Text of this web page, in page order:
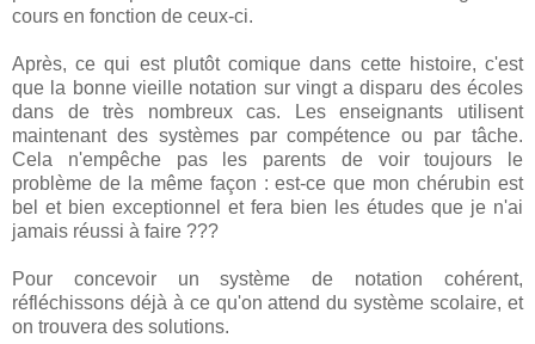
cours en fonction de ceux-ci.
Après, ce qui est plutôt comique dans cette histoire, c'est
que la bonne vieille notation sur vingt a disparu des écoles
dans de très nombreux cas. Les enseignants utilisent
maintenant des systèmes par compétence ou par tâche.
Cela n'empêche pas les parents de voir toujours le
problème de la même façon : est-ce que mon chérubin est
bel et bien exceptionnel et fera bien les études que je n'ai
jamais réussi à faire ???
Pour concevoir un système de notation cohérent,
réfléchissons déjà à ce qu'on attend du système scolaire, et
on trouvera des solutions.